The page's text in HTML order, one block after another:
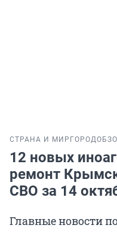
СТРАНА И МИР ГОРОД
12 новых
ремонт
СВО за 14
Главные новости